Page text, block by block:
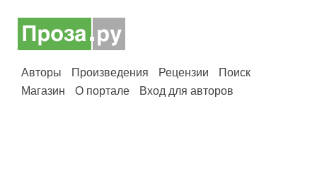
Авторы Произведения Рецензии
Поиск
Магазин
О портале Вход для авторов